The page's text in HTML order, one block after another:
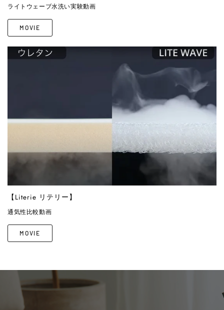
ライトウェーブ水洗い実験動画
MOVIE
【Literie リテリー】
通気性比較動画
MOVIE